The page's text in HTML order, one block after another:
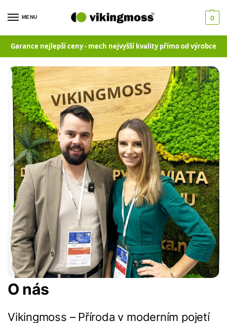
MENU 0
Garance nejlepší ceny - mech nejvyšší kvality přímo od výrobce
O nás
Vikingmoss – Příroda v moderním pojetí